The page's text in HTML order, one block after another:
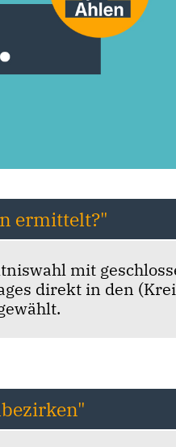
ermittelt?"
mit
direkt in den